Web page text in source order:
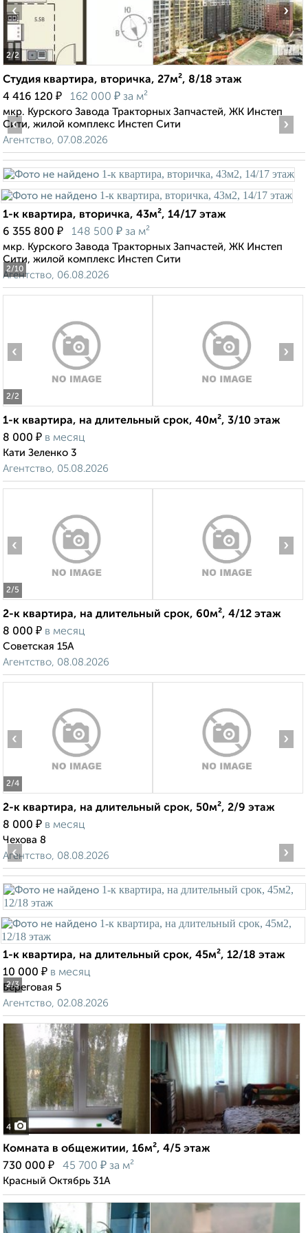
2/2
‹ ›
Студия квартира, вторичка, 27м², 8/18 этаж
4 416 120 ₽ 162 000 ₽ за м²
мкр. Курского Завода Тракторных Запчастей, ЖК Инстеп
Сити, жилой комплекс Инстеп Сити
Агентство, 07.08.2026
2/10
‹ ›
1-к квартира, вторичка, 43м², 14/17 этаж
6 355 800 ₽ 148 500 ₽ за м²
мкр. Курского Завода Тракторных Запчастей, ЖК Инстеп
Сити, жилой комплекс Инстеп Сити
Агентство, 06.08.2026
2/2
‹ ›
1-к квартира, на длительный срок, 40м², 3/10 этаж
8 000 ₽ в месяц
Кати Зеленко 3
Агентство, 05.08.2026
2/5
‹ ›
2-к квартира, на длительный срок, 60м², 4/12 этаж
8 000 ₽ в месяц
Советская 15А
Агентство, 08.08.2026
2/4
‹ ›
2-к квартира, на длительный срок, 50м², 2/9 этаж
8 000 ₽ в месяц
Чехова 8
Агентство, 08.08.2026
2/3
‹ ›
1-к квартира, на длительный срок, 45м², 12/18 этаж
10 000 ₽ в месяц
Береговая 5
Агентство, 02.08.2026
4
Комната в общежитии, 16м², 4/5 этаж
730 000 ₽ 45 700 ₽ за м²
Красный Октябрь 31А